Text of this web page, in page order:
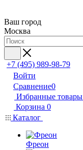
Ваш город
Москва
+7 (495) 989-98-79
Войти
Сравнение0
Избранные товары
Корзина 0
Каталог
Фреон